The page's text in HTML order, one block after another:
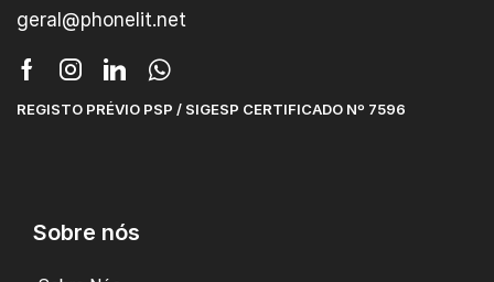
geral@phonelit.net
REGISTO PRÉVIO PSP / SIGESP CERTIFICADO Nº 7596
Sobre nós